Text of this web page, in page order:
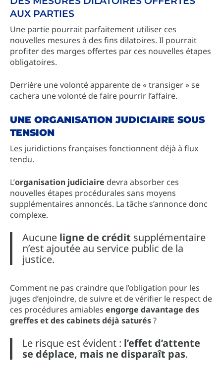
AUX PARTIES
Une partie pourrait parfaitement utiliser ces
nouvelles mesures à des fins dilatoires. Il pourrait
profiter des marges offertes par ces nouvelles étapes
obligatoires.
Derrière une volonté apparente de « transiger » se
cachera une volonté de faire pourrir l’affaire.
UNE ORGANISATION JUDICIAIRE SOUS
TENSION
Les juridictions françaises fonctionnent déjà à flux
tendu.
L’organisation judiciaire devra absorber ces
nouvelles étapes procédurales sans moyens
supplémentaires annoncés. La tâche s’annonce donc
complexe.
Aucune ligne de crédit supplémentaire
n’est ajoutée au service public de la
justice.
Comment ne pas craindre que l’obligation pour les
juges d’enjoindre, de suivre et de vérifier le respect de
ces procédures amiables engorge davantage des
greffes et des cabinets déjà saturés?
Le risque est évident : l’effet d’attente
se déplace, mais ne disparaît pas.